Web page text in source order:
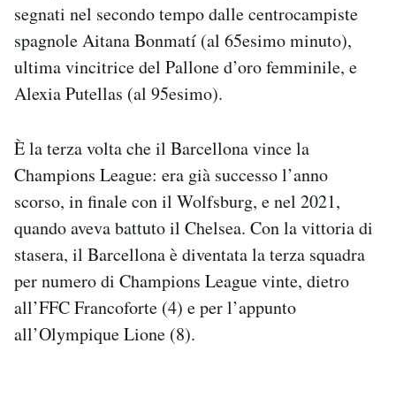
AREA PERSONALE
Area Personale
Newsletter
Notifiche mobile
Hai bisogno di aiuto?
segnati nel secondo tempo dalle centrocampiste
spagnole Aitana Bonmatí (al 65esimo minuto),
ultima vincitrice del Pallone d’oro femminile, e
Alexia Putellas (al 95esimo).
È la terza volta che il Barcellona vince la
Champions League: era già successo l’anno
scorso, in finale con il Wolfsburg, e nel 2021,
quando aveva battuto il Chelsea. Con la vittoria di
stasera, il Barcellona è diventata la terza squadra
per numero di Champions League vinte, dietro
all’FFC Francoforte (4) e per l’appunto
all’Olympique Lione (8).